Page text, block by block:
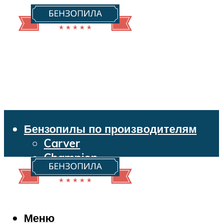
Бензопилы по производителям
Carver
Champion
Echo
Husqvarna
Makita
Меню